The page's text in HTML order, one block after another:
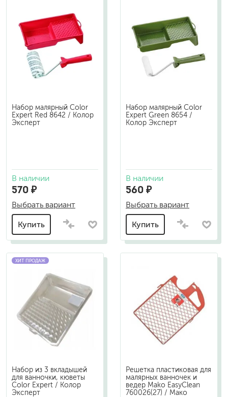
Набор малярный Color
Expert Red 8642 / Колор
Эксперт
В наличии
570 ₽
Выбрать вариант
Купить
Набор малярный Color
Expert Green 8654 /
Колор Эксперт
В наличии
560 ₽
Выбрать вариант
Купить
ХИТ ПРОДАЖ
Набор из 3 вкладышей
для ванночки, кюветы
Color Expert / Колор
Эксперт
Решетка пластиковая для
малярных ванночек и
ведер Mako EasyClean
760026(27) / Мако